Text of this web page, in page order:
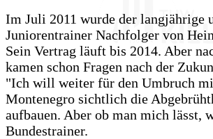
Im Juli 2011 wurde der langjährige
Juniorentrainer Nachfolger von
Sein Vertrag läuft bis 2014. Aber
kamen schon Fragen nach der
"Ich will weiter für den Umbruch
Montenegro sichtlich die
aufbauen. Aber ob man mich lässt,
Bundestrainer.